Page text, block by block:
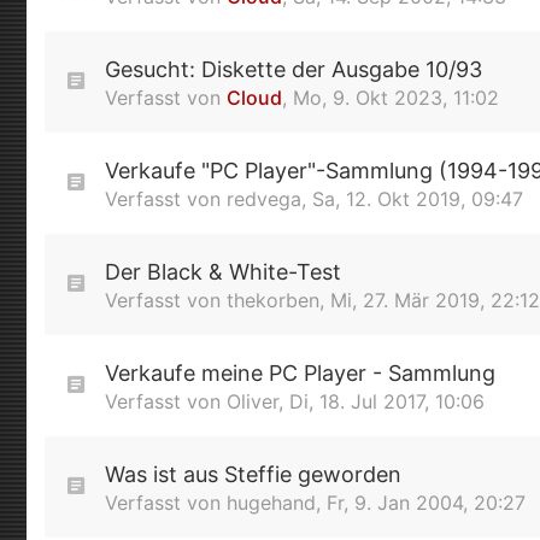
Gesucht: Diskette der Ausgabe 10/93
Verfasst von Cloud, Mo, 9. Okt 2023, 11:02
Verkaufe "PC Player"-Sammlung (1994-
Verfasst von redvega, Sa, 12. Okt 2019, 09:47
Der Black & White-Test
Verfasst von thekorben, Mi, 27. Mär 2019, 22:12
Verkaufe meine PC Player - Sammlung
Verfasst von Oliver, Di, 18. Jul 2017, 10:06
Was ist aus Steffie geworden
Verfasst von hugehand, Fr, 9. Jan 2004, 20:27